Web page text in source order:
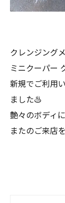
クレンジング
ミニクーパー
新規でご利用
ました♨️
艶々のボディ
またのご来店